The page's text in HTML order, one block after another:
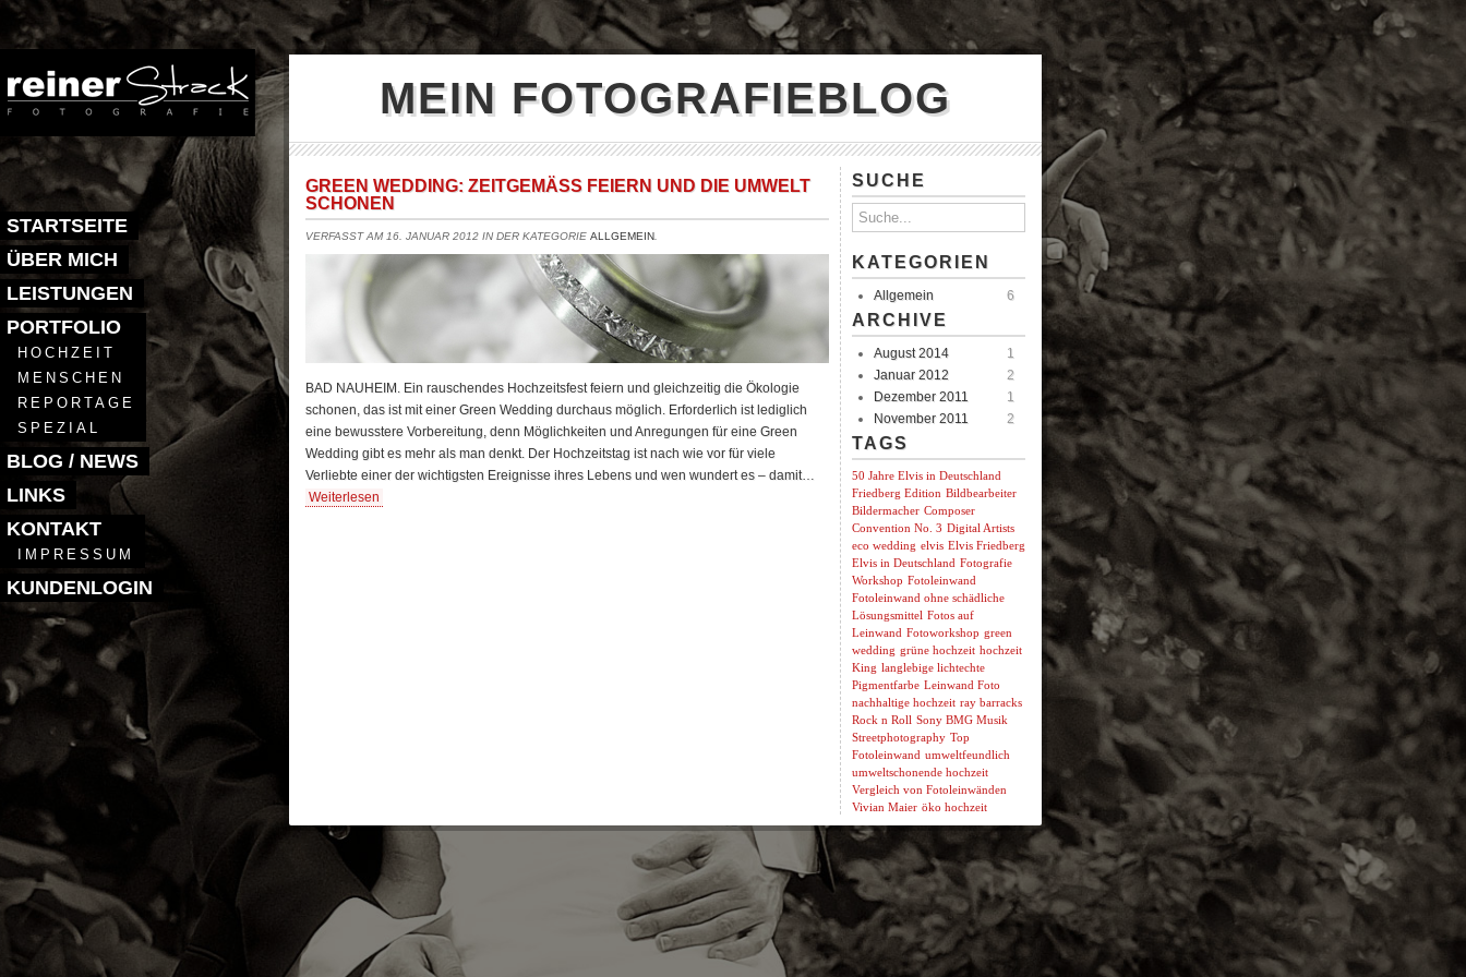
STARTSEITE
ÜBER MICH
LEISTUNGEN
PORTFOLIO
HOCHZEIT
MENSCHEN
REPORTAGE
SPEZIAL
BLOG / NEWS
LINKS
KONTAKT
IMPRESSUM
KUNDENLOGIN
MEIN FOTOGRAFIEBLOG
GREEN WEDDING: ZEITGEMÄSS FEIERN UND DIE UMWELT S
CHONEN
VERFASST AM 16. JANUAR 2012 IN DER KATEGORIE ALLGEMEIN
BAD NAUHEIM. Ein rauschendes Hochzeitsfest feiern und gleichzeitig die Ökologie
schonen, das ist mit einer Green Wedding durchaus möglich. Erforderlich ist lediglich
eine bewusstere Vorbereitung, denn Möglichkeiten und Anregungen für eine Green
Wedding gibt es mehr als man denkt. Der Hochzeitstag ist nach wie vor für viele
Verliebte einer der wichtigsten Ereignisse ihres Lebens und wen wundert es – damit…
Weiterlesen
SUCHE
KATEGORIEN
Allgemein 6
ARCHIVE
August 2014
1
Januar 2012
2
Dezember 2011
1
November 2011
2
TAGS
50 Jahre Elvis in Deutschland
Friedberg Edition Bildbearbeiter
Bildermacher Composer
Convention No. 3 Digital Artists
eco wedding elvis Elvis Friedberg
Elvis in Deutschland Fotografie
Workshop Fotoleinwand
Fotoleinwand ohne schädliche
Lösungsmittel Fotos auf
Leinwand Fotoworkshop green
wedding grüne hochzeit hochzeit
King langlebige lichtechte
Pigmentfarbe Leinwand Foto
nachhaltige hochzeit ray barracks
Rock n Roll Sony BMG Musik
Streetphotography Top
Fotoleinwand umweltfeundlich
umweltschonende hochzeit
Vergleich von Fotoleinwänden
Vivian Maier öko hochzeit